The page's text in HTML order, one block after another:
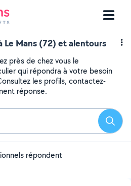
Le Mans (72) et alentours
près de chez vous le
qui répondra à votre besoin
les profils, contactez-
réponse.
répondent